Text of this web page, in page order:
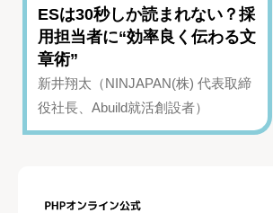
ESは30秒しか読まれない？採
用担当者に“効率良く伝わる文
章術”
新井翔太（NINJAPAN(株) 代表取締
役社長、Abuild就活創設者）